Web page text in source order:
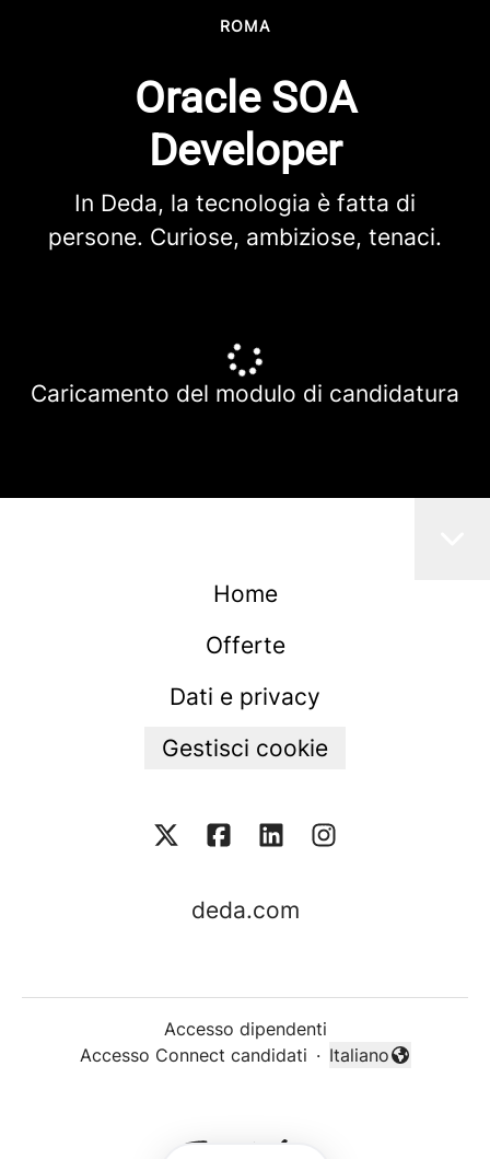
ROMA
Oracle SOA
Developer
In Deda, la tecnologia è fatta di
persone. Curiose, ambiziose, tenaci.
Caricamento del modulo di candidatura
Home
Offerte
Dati e privacy
Gestisci cookie
deda.com
Accesso dipendenti
Accesso Connect candidati ·
Cambia lingua
Italiano